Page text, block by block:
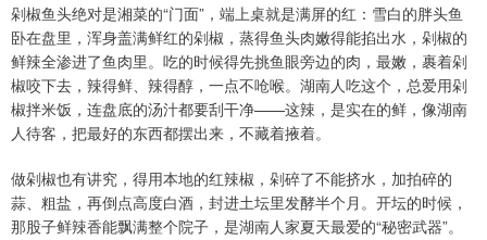
剁椒鱼头绝对是湘菜的“门面”，端上桌就是满屏的红：雪白的胖头鱼
卧在盘里，浑身盖满鲜红的剁椒，蒸得鱼头肉嫩得能掐出水，剁椒的
鲜辣全渗进了鱼肉里。吃的时候得先挑鱼眼旁边的肉，最嫩，裹着剁
椒咬下去，辣得鲜、辣得醇，一点不呛喉。湖南人吃这个，总爱用剁
椒拌米饭，连盘底的汤汁都要刮干净——这辣，是实在的鲜，像湖南
人待客，把最好的东西都摆出来，不藏着掖着。
做剁椒也有讲究，得用本地的红辣椒，剁碎了不能挤水，加拍碎的
蒜、粗盐，再倒点高度白酒，封进土坛里发酵半个月。开坛的时候，
那股子鲜辣香能飘满整个院子，是湖南人家夏天最爱的“秘密武器”。